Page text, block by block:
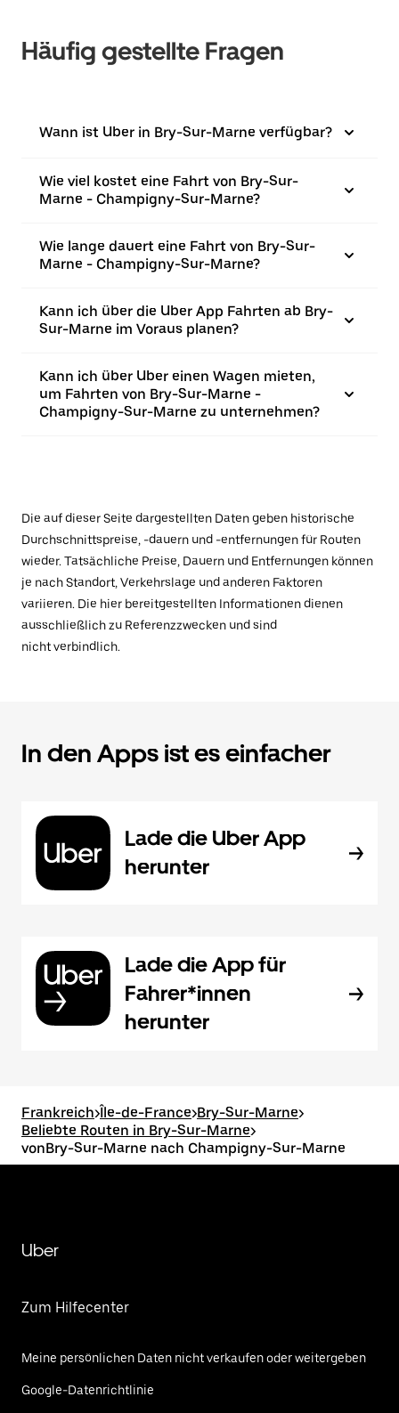
Häufig gestellte Fragen
Wann ist Uber in Bry-Sur-Marne verfügbar?
Wie viel kostet eine Fahrt von Bry-Sur-
Marne - Champigny-Sur-Marne?
Wie lange dauert eine Fahrt von Bry-Sur-
Marne - Champigny-Sur-Marne?
Kann ich über die Uber App Fahrten ab Bry-
Sur-Marne im Voraus planen?
Kann ich über Uber einen Wagen mieten,
um Fahrten von Bry-Sur-Marne -
Champigny-Sur-Marne zu unternehmen?
Die auf dieser Seite dargestellten Daten geben historische
Durchschnittspreise, -dauern und -entfernungen für Routen
wieder. Tatsächliche Preise, Dauern und Entfernungen können
je nach Standort, Verkehrslage und anderen Faktoren
variieren. Die hier bereitgestellten Informationen dienen
ausschließlich zu Referenzzwecken und sind
nicht verbindlich.
In den Apps ist es einfacher
Lade die Uber App
herunter
Lade die App für
Fahrer*innen
herunter
Frankreich>Île-de-France>Bry-Sur-Marne>
Beliebte Routen in Bry-Sur-Marne>
vonBry-Sur-Marne nach Champigny-Sur-Marne
Uber
Zum Hilfecenter
Meine persönlichen Daten nicht verkaufen oder weitergeben
Google-Datenrichtlinie